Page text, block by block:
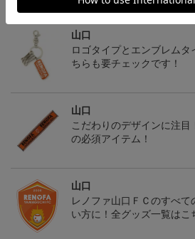
山口
ロゴタイプとエンブレム
ちらも要チェックです！
山口
こだわりのデザインに注
の必須アイテム！
山口
レノファ山口ＦＣのすべて
い方に！全グッズ一覧はこ